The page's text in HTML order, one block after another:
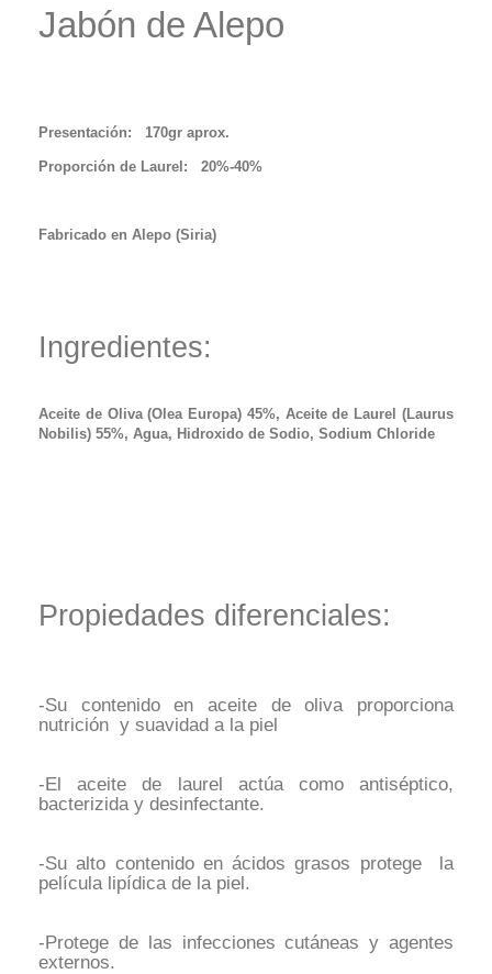
Jabón de Alepo
Presentación: 170gr aprox.
Proporción de Laurel: 20%-40%
Fabricado en Alepo (Siria)
Ingredientes:
Aceite de Oliva (Olea Europa) 45%, Aceite de Laurel (Laurus
Nobilis) 55%, Agua, Hidroxido de Sodio, Sodium Chloride
Propiedades diferenciales:
-Su contenido en aceite de oliva proporciona
nutrición y suavidad a la piel
-El aceite de laurel actúa como antiséptico,
bacterizida y desinfectante.
-Su alto contenido en ácidos grasos protege la
película lipídica de la piel.
-Protege de las infecciones cutáneas y agentes
externos.